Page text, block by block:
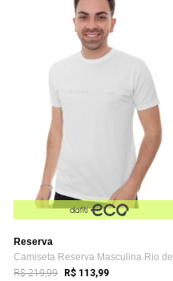
Reserva
R$ 219,99 R$ 113,99